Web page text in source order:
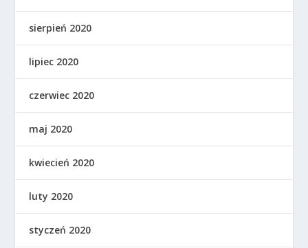
sierpień 2020
lipiec 2020
czerwiec 2020
maj 2020
kwiecień 2020
luty 2020
styczeń 2020